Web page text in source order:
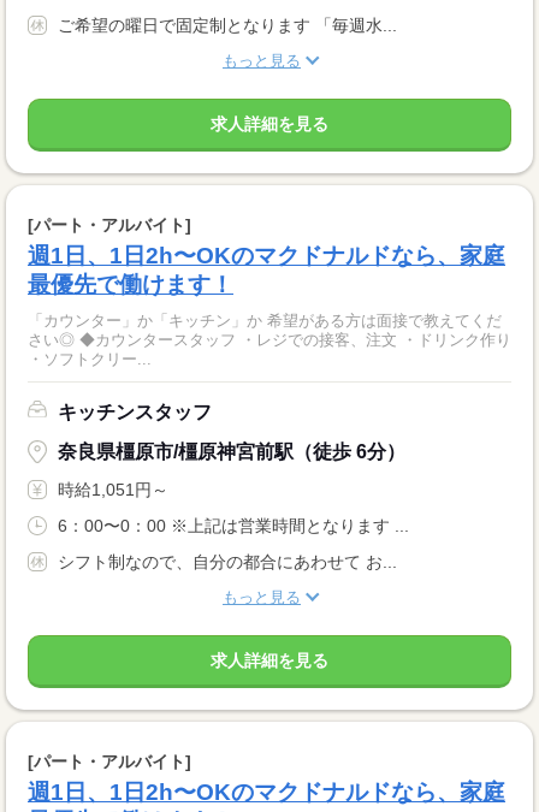
ご希望の曜日で固定制となります 「毎週水...
もっと見る
求人詳細を見る
[パート・アルバイト]
週1日、1日2h〜OKのマクドナルドなら、家庭
最優先で働けます！
「カウンター」か「キッチン」か 希望がある方は面接で教えてくだ
さい◎ ◆カウンタースタッフ ・レジでの接客、注文 ・ドリンク作り
・ソフトクリー...
キッチンスタッフ
奈良県橿原市/橿原神宮前駅（徒歩 6分）
時給1,051円～
6：00〜0：00 ※上記は営業時間となります ...
シフト制なので、自分の都合にあわせて お...
もっと見る
求人詳細を見る
[パート・アルバイト]
週1日、1日2h〜OKのマクドナルドなら、家庭